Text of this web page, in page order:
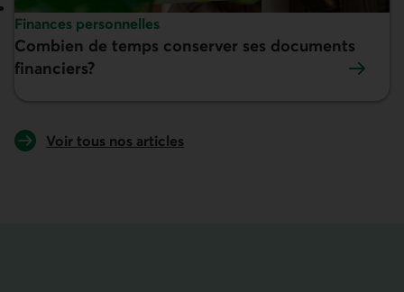
Sujet :
Finances personnelles
En vedette :
Combien de temps conserver ses documents
financiers?
Voir tous nos articles